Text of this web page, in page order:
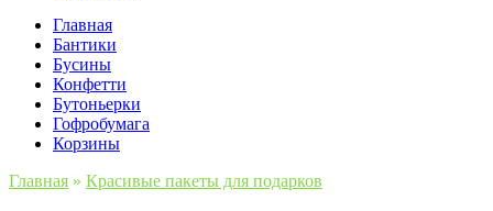
Главная
Бантики
Бусины
Конфетти
Бутоньерки
Гофробумага
Корзины
Главная » Красивые пакеты для подарков